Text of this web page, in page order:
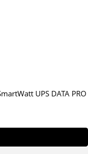
UPS DATA PRO